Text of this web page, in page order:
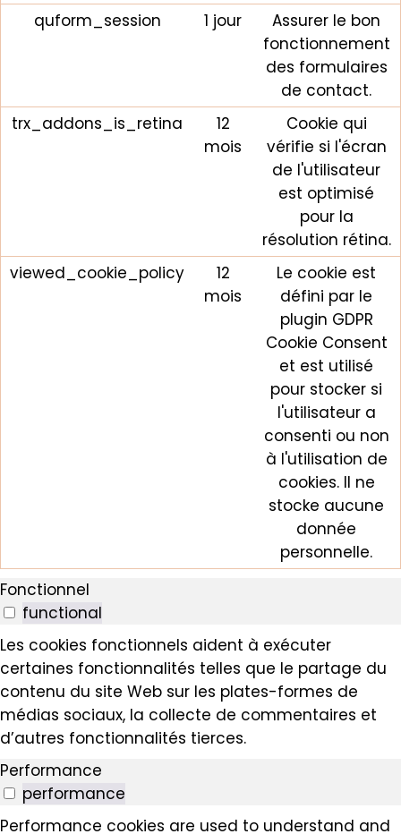
quform_session
1 jour
Assurer le bon
fonctionnement
des formulaires
de contact.
trx_addons_is_retina
12
mois
Cookie qui
vérifie si l'écran
de l'utilisateur
est optimisé
pour la
résolution rétina.
viewed_cookie_policy
12
mois
Le cookie est
défini par le
plugin GDPR
Cookie Consent
et est utilisé
pour stocker si
l'utilisateur a
consenti ou non
à l'utilisation de
cookies. Il ne
stocke aucune
donnée
personnelle.
Fonctionnel
functional
Les cookies fonctionnels aident à exécuter
certaines fonctionnalités telles que le partage du
contenu du site Web sur les plates-formes de
médias sociaux, la collecte de commentaires et
d’autres fonctionnalités tierces.
Performance
performance
Performance cookies are used to understand and